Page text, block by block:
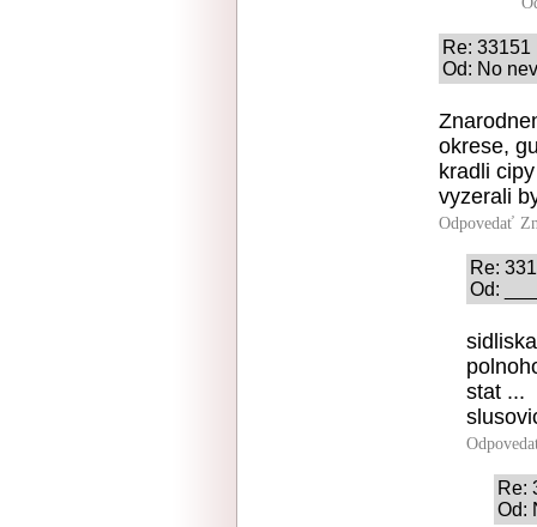
Re: 33151
Od: No
okrese,
kradli
vyzerali
Odpovedať
Re:
Od:
stat ...
Re:
Od: